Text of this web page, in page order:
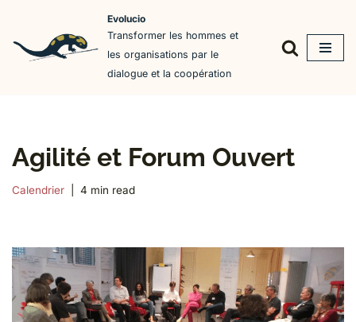
Aller
Evolucio
Transformer les hommes et
les organisations par le
dialogue et la coopération
Agilité et Forum Ouvert
Calendrier 4 min read